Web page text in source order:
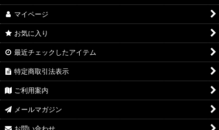
マイページ
お気に入り
最近チェックしたアイテム
特定商取引法表示
ご利用案内
メールマガジン